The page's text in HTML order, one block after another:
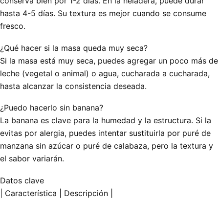
hasta 4-5 días. Su textura es mejor cuando se consume
fresco.
¿Qué hacer si la masa queda muy seca?
Si la masa está muy seca, puedes agregar un poco más de
leche (vegetal o animal) o agua, cucharada a cucharada,
hasta alcanzar la consistencia deseada.
¿Puedo hacerlo sin banana?
La banana es clave para la humedad y la estructura. Si la
evitas por alergia, puedes intentar sustituirla por puré de
manzana sin azúcar o puré de calabaza, pero la textura y
el sabor variarán.
Datos clave
| Característica | Descripción |